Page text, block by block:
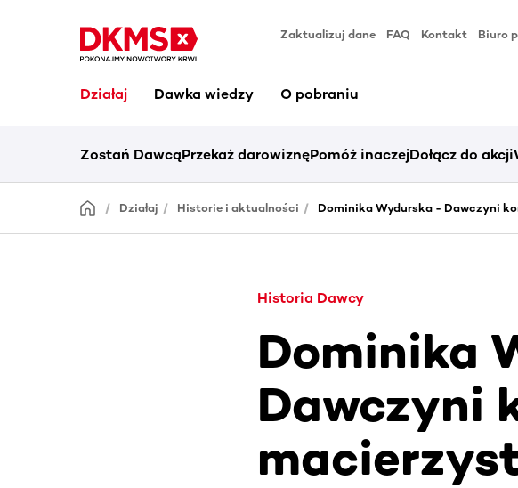
Zaktualizuj dane FAQ Kontakt Biuro
Działaj Dawka wiedzy O pobraniu
Zostań DawcąPrzekaż darowiznęPomóż inaczejDołącz do akcji
Działaj Historie i aktualności Dominika Wydurska - Dawczyni
Historia Dawcy
Dominika
Dawczyni